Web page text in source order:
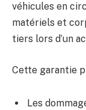
véhicules en
matériels et
tiers lors d’un
Cette garantie
Les